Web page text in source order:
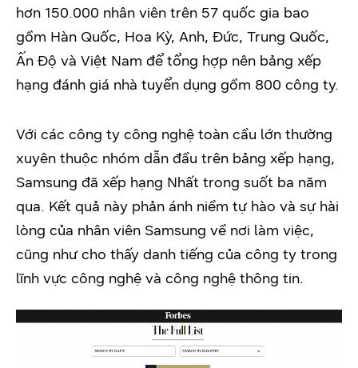
hơn 150.000 nhân viên trên 57 quốc gia bao
gồm Hàn Quốc, Hoa Kỳ, Anh, Đức, Trung Quốc,
Ấn Độ và Việt Nam để tổng hợp nên bảng xếp
hạng đánh giá nhà tuyển dụng gồm 800 công ty.
Với các công ty công nghệ toàn cầu lớn thường
xuyên thuộc nhóm dẫn đầu trên bảng xếp hạng,
Samsung đã xếp hạng Nhất trong suốt ba năm
qua. Kết quả này phản ánh niềm tự hào và sự hài
lòng của nhân viên Samsung về nơi làm việc,
cũng như cho thấy danh tiếng của công ty trong
lĩnh vực công nghệ và công nghệ thông tin.